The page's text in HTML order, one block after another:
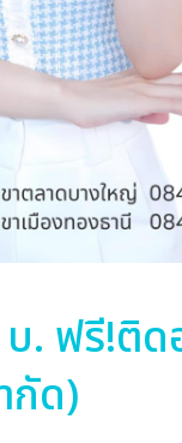
. ฟรี!ติ
กัด)